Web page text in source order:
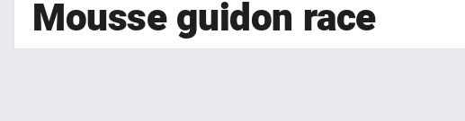
Mousse guidon race